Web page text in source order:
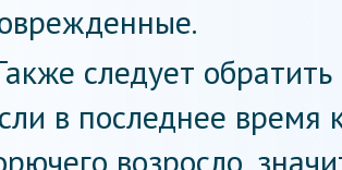
следует
в последнее время
возросло,